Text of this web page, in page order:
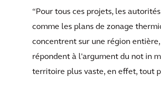
“Pour tous ces projets, les
comme les plans de zonage
concentrent sur une région
répondent à l'argument du not in
territoire plus vaste, en effet, tout